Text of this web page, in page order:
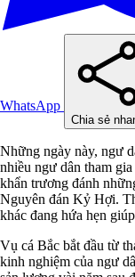
WhatsApp
Chia sẻ
Những ngày này, ngư
nhiều ngư dân tham
khẩn trương đánh
Nguyên đán Kỷ Hợi.
khác đang hứa hẹn
Vụ cá Bắc bắt đầu từ
kinh nghiệm của ngư